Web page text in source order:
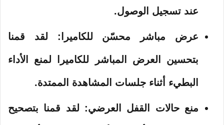
عند تسجيل الوصول.
عرض مباشر محسّن للكاميرا: لقد قمنا
بتحسين العرض المباشر للكاميرا لمنع الأداء
البطيء أثناء جلسات المشاهدة الممتدة.
منع حالات القفل العرضي: لقد قمنا بتصحيح